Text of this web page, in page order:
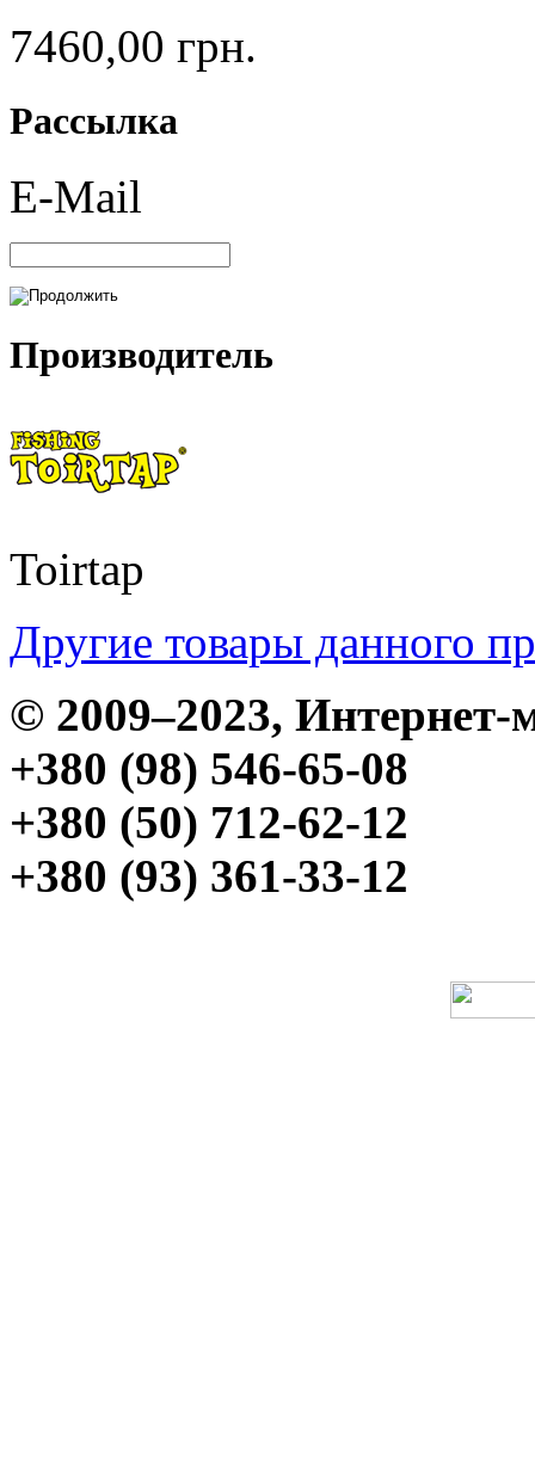
7460,00 грн.
Рассылка
E-Mail
Производитель
Toirtap
Другие товары данного
© 2009–2023,
+380 (98) 546-65-08
+380 (50) 712-62-12
+380 (93) 361-33-12